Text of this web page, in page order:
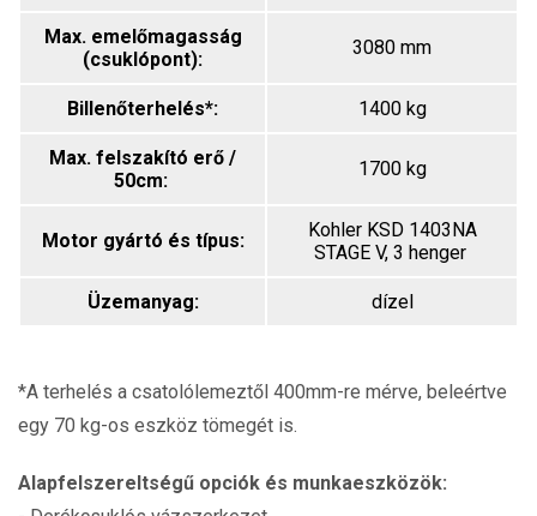
Max. emelőmagasság
(csuklópont):
3080 mm
Billenőterhelés*: 1400 kg
Max. felszakító erő /
50cm:
1700 kg
Motor gyártó és típus:
Kohler KSD 1403NA
STAGE V, 3 henger
Üzemanyag: dízel
*A terhelés a csatolólemeztől 400mm-re mérve, beleértve
egy 70 kg-os eszköz tömegét is.
Alapfelszereltségű opciók és munkaeszközök: